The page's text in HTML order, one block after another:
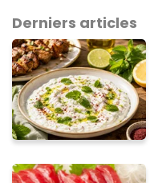
Derniers articles